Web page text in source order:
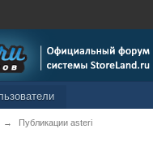
→ Публикации asteri